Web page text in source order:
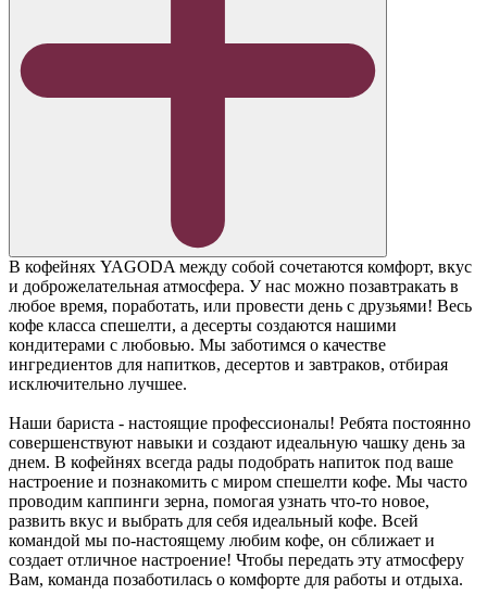
В кофейнях YAGODA между собой сочетаются комфорт, вкус
и доброжелательная атмосфера. У нас можно позавтракать в
любое время, поработать, или провести день с друзьями! Весь
кофе класса спешелти, а десерты создаются нашими
кондитерами с любовью. Мы заботимся о качестве
ингредиентов для напитков, десертов и завтраков, отбирая
исключительно лучшее.
Наши бариста - настоящие профессионалы! Ребята постоянно
совершенствуют навыки и создают идеальную чашку день за
днем. В кофейнях всегда рады подобрать напиток под ваше
настроение и познакомить с миром спешелти кофе. Мы часто
проводим каппинги зерна, помогая узнать что-то новое,
развить вкус и выбрать для себя идеальный кофе. Всей
командой мы по-настоящему любим кофе, он сближает и
создает отличное настроение! Чтобы передать эту атмосферу
Вам, команда позаботилась о комфорте для работы и отдыха.